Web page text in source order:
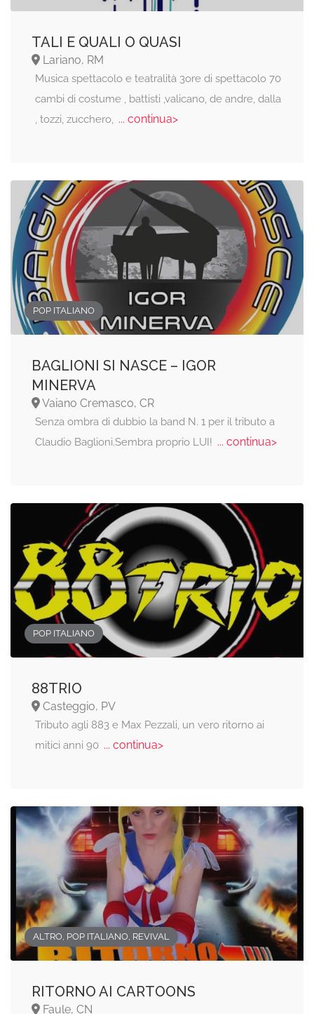
TALI E QUALI O QUASI
Lariano, RM
Musica spettacolo e teatralità 3ore di spettacolo 70
cambi di costume , battisti ,valicano, de andre, dalla
, tozzi, zucchero, ... continua>
POP ITALIANO
BAGLIONI SI NASCE – IGOR
MINERVA
Vaiano Cremasco, CR
Senza ombra di dubbio la band N. 1 per il tributo a
Claudio Baglioni.Sembra proprio LUI! ... continua>
POP ITALIANO
88TRIO
Casteggio, PV
Tributo agli 883 e Max Pezzali, un vero ritorno ai
mitici anni 90... continua>
ALTRO, POP ITALIANO, REVIVAL
RITORNO AI CARTOONS
Faule, CN